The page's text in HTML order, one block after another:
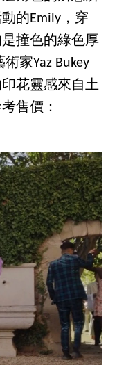
的Emily，穿
撞色的綠色厚
家Yaz Bukey
花靈感來自土
售價：